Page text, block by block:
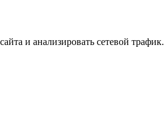
и анализировать сетевой трафик.